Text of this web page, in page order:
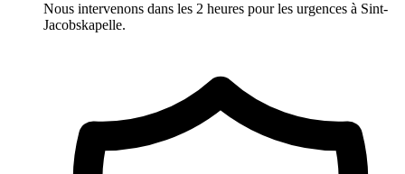
Nous intervenons dans les 2 heures pour les urgences à Sint-
Jacobskapelle.